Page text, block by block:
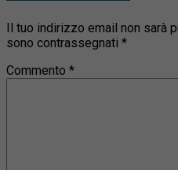
Il tuo indirizzo email non sarà
sono contrassegnati *
Commento *